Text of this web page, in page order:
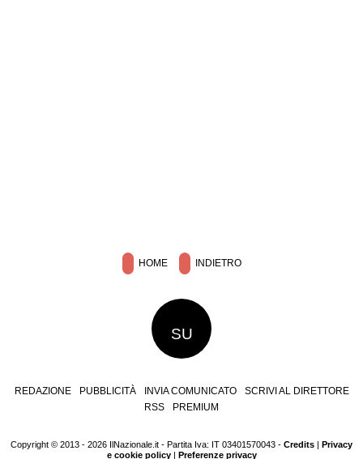
HOME INDIETRO
SU
REDAZIONE PUBBLICITÀ INVIA COMUNICATO
SCRIVI AL DIRETTORE
RSS
PREMIUM
Copyright © 2013 - 2026 IlNazionale.it - Partita Iva: IT 03401570043 - Credits | Privacy
e cookie policy| Preferenze privacy